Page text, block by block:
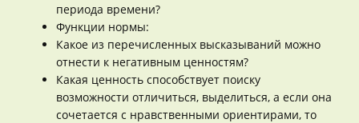
периода времени?
Функции нормы:
Какое из перечисленных высказываний можно
отнести к негативным ценностям?
Какая ценность способствует поиску
возможности отличиться, выделиться, а если она
сочетается с нравственными ориентирами, то